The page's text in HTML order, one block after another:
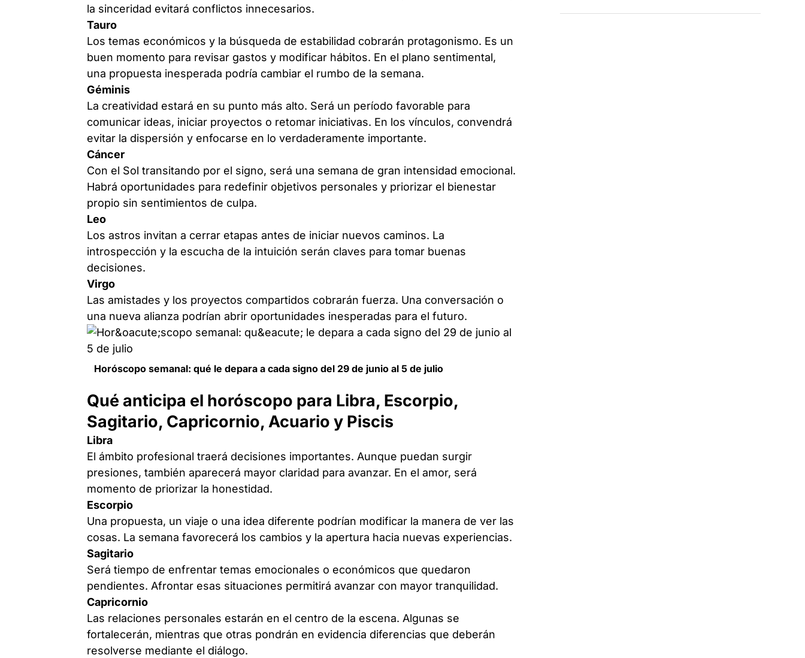
la sinceridad evitará conflictos innecesarios.
Tauro
Los temas económicos y la búsqueda de estabilidad cobrarán protagonismo. Es un
buen momento para revisar gastos y modificar hábitos. En el plano sentimental,
una propuesta inesperada podría cambiar el rumbo de la semana.
Géminis
La creatividad estará en su punto más alto. Será un período favorable para
comunicar ideas, iniciar proyectos o retomar iniciativas. En los vínculos, convendrá
evitar la dispersión y enfocarse en lo verdaderamente importante.
Cáncer
Con el Sol transitando por el signo, será una semana de gran intensidad emocional.
Habrá oportunidades para redefinir objetivos personales y priorizar el bienestar
propio sin sentimientos de culpa.
Leo
Los astros invitan a cerrar etapas antes de iniciar nuevos caminos. La
introspección y la escucha de la intuición serán claves para tomar buenas
decisiones.
Virgo
Las amistades y los proyectos compartidos cobrarán fuerza. Una conversación o
una nueva alianza podrían abrir oportunidades inesperadas para el futuro.
Horóscopo semanal: qué le depara a cada signo del 29 de junio al 5 de julio
Qué anticipa el horóscopo para Libra, Escorpio,
Sagitario, Capricornio, Acuario y Piscis
Libra
El ámbito profesional traerá decisiones importantes. Aunque puedan surgir
presiones, también aparecerá mayor claridad para avanzar. En el amor, será
momento de priorizar la honestidad.
Escorpio
Una propuesta, un viaje o una idea diferente podrían modificar la manera de ver las
cosas. La semana favorecerá los cambios y la apertura hacia nuevas experiencias.
Sagitario
Será tiempo de enfrentar temas emocionales o económicos que quedaron
pendientes. Afrontar esas situaciones permitirá avanzar con mayor tranquilidad.
Capricornio
Las relaciones personales estarán en el centro de la escena. Algunas se
fortalecerán, mientras que otras pondrán en evidencia diferencias que deberán
resolverse mediante el diálogo.